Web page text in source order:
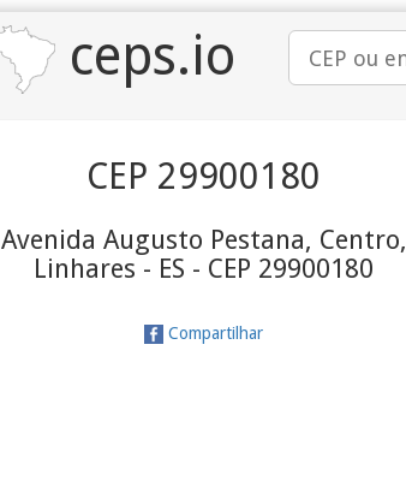
ceps.io
CEP 29900180
Avenida Augusto Pestana, Centro,
Linhares - ES - CEP 29900180
Compartilhar